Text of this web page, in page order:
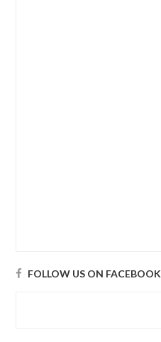
FOLLOW US ON FACEBOOK